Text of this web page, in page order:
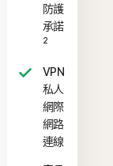
防護
承諾
2
VPN
私人
網際
網路
連線